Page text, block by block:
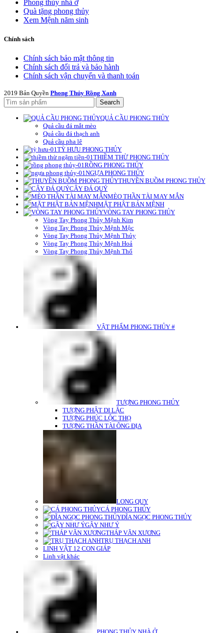
Phong thủy nhà ở
Quà tặng phong thủy
Xem Mệnh năm sinh
Chính sách
Chính sách bảo mật thông tin
Chính sách đổi trả và bảo hành
Chính sách vận chuyển và thanh toán
2019 Bản Quyền Phong Thủy Rồng Xanh
Search
QUẢ CẦU PHONG THỦY
Quả cầu đá mắt mèo
Quả cầu đá thạch anh
Quả cầu pha lê
TỲ HƯU PHONG THỦY
THIỀM THỪ PHONG THỦY
RỒNG PHONG THỦY
NGỰA PHONG THỦY
THUYỀN BUỒM PHONG THỦY
CÂY ĐÁ QUÝ
MÈO THẦN TÀI MAY MẮN
MẶT PHẬT BẢN MỆNH
VÒNG TAY PHONG THỦY
Vòng Tay Phong Thủy Mệnh Kim
Vòng Tay Phong Thủy Mệnh Mộc
Vòng Tay Phong Thủy Mệnh Thủy
Vòng Tay Phong Thủy Mệnh Hoả
Vòng Tay Phong Thủy Mệnh Thổ
VẬT PHẨM PHONG THỦY #
TƯỢNG PHONG THỦY
TƯỢNG PHẬT DI LẶC
TƯỢNG PHÚC LỘC THỌ
TƯỢNG THẦN TÀI ÔNG ĐỊA
LONG QUY
CÁ PHONG THỦY
ĐĨA NGỌC PHONG THỦY
GẬY NHƯ Ý
THÁP VĂN XƯƠNG
TRỤ THẠCH ANH
LINH VẬT 12 CON GIÁP
Linh vật khác